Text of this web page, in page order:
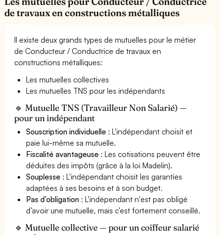
de travaux en constructions métalliques
Il existe deux grands types de mutuelles pour le métier
de Conducteur / Conductrice de travaux en
constructions métalliques:
Les mutuelles collectives
Les mutuelles TNS pour les indépendants
🔹 Mutuelle TNS (Travailleur Non Salarié) —
pour un indépendant
Souscription individuelle : L'indépendant choisit et
paie lui-même sa mutuelle.
Fiscalité avantageuse : Les cotisations peuvent être
déduites des impôts (grâce à la loi Madelin).
Souplesse : L'indépendant choisit les garanties
adaptées à ses besoins et à son budget.
Pas d’obligation : L'indépendant n'est pas obligé
d’avoir une mutuelle, mais c’est fortement conseillé.
🔹 Mutuelle collective — pour un coiffeur salarié